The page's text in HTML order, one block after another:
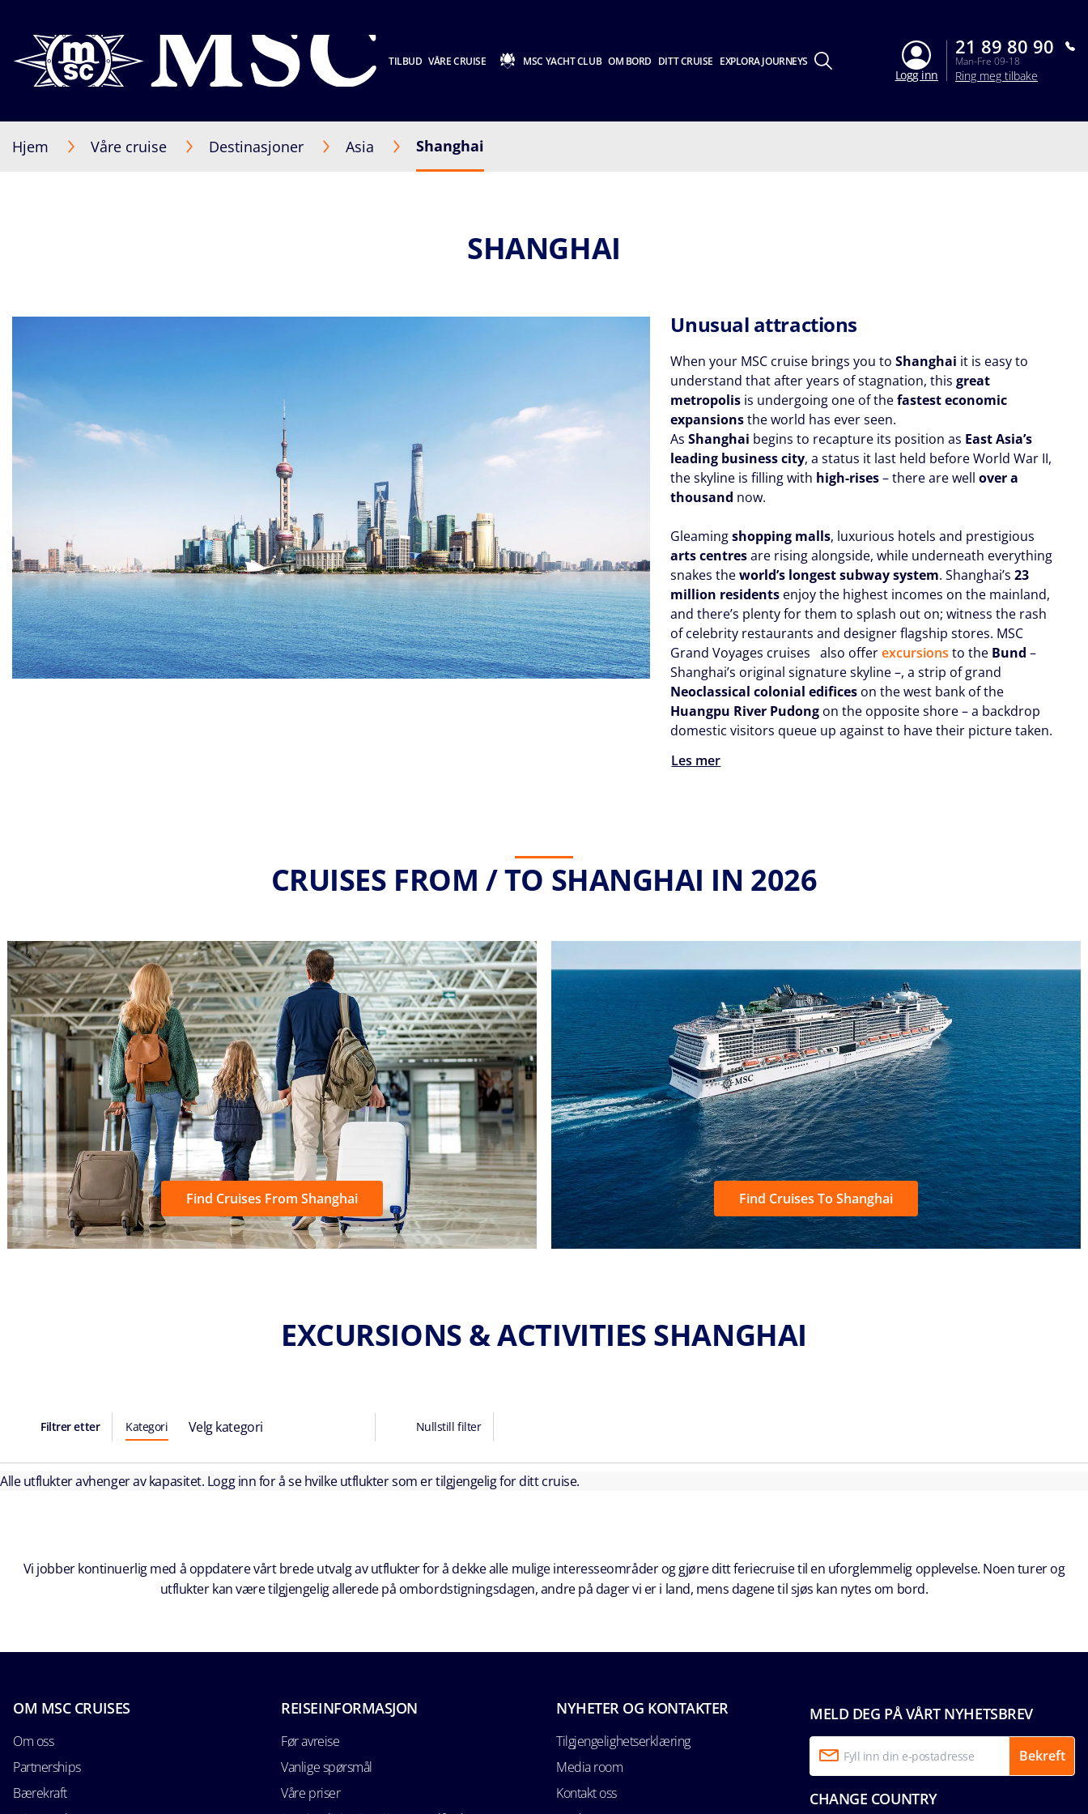
TILBUD VÅRE CRUISE MSC YACHT CLUB OM BORD DITT CRUISE EXPLORA JOURNEYS
Logg inn
21 89 80 90
Man-Fre 09-18
Ring meg tilbake
Hjem Våre cruise Destinasjoner Asia Shanghai
SHANGHAI
Unusual attractions
When your MSC cruise brings you toShanghai it is easy to
understand that after years of stagnation, thisgreat
metropolis is undergoing one of thefastest economic
expansionsthe world has ever seen.
AsShanghai begins to recapture its position as East Asia’s
leading business city, a status it last held before World War II,
the skyline is filling with high-rises– there are wellover a
thousand now.
Gleamingshopping malls, luxurious hotels and prestigious
arts centresare rising alongside, while underneath everything
snakes theworld’s longest subway system. Shanghai’s23
million residents enjoy the highest incomes on the mainland,
and there’s plenty for them to splash out on; witness the rash
of celebrity restaurants and designer flagship stores. MSC
Grand Voyages cruises
also offerexcursions to the Bund –
Shanghai’s original signature skyline –, a strip of grand
Neoclassical colonial edifices on the west bank of the
Huangpu River Pudong on the opposite shore – a backdrop
domestic visitors queue up against to have their picture taken.
Les mer
CRUISES FROM / TO SHANGHAI IN 2026
Find Cruises From Shanghai Find Cruises To Shanghai
EXCURSIONS & ACTIVITIES SHANGHAI
Filtrer etter Kategori Velg kategori Nullstill filter
Alle utflukter avhenger av kapasitet. Logg inn for å se hvilke utflukter som er tilgjengelig for ditt cruise.
Vi jobber kontinuerlig med å oppdatere vårt brede utvalg av utflukter for å dekke alle mulige interesseområder og gjøre ditt feriecruise til en uforglemmelig opplevelse. Noen turer og
utflukter kan være tilgjengelig allerede på ombordstigningsdagen, andre på dager vi er i land, mens dagene til sjøs kan nytes om bord.
MELD DEG PÅ VÅRT NYHETSBREV
Bekreft
CHANGE COUNTRY
OM MSC CRUISES
Om oss
Partnerships
Bærekraft
REISEINFORMASJON
Før avreise
Vanlige spørsmål
Våre priser
NYHETER OG KONTAKTER
Tilgjengelighetserklæring
Media room
Kontakt oss